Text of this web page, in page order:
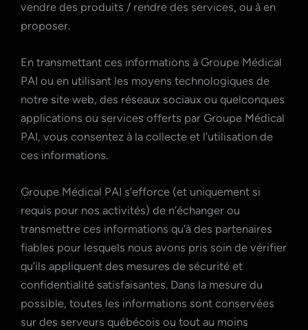
vendre des produits / rendre des services, ou à en
proposer.
En transmettant ces informations à Groupe Médical
PAI ou en utilisant les moyens technologiques de
notre site web, des réseaux sociaux ou quelconques
applications ou services offerts par Groupe Médical
PAI, vous consentez à la collecte et l’utilisation de
ces informations.
Groupe Médical PAI s’efforce (et uniquement si
requis pour nos activités) de n’échanger ou
transmettre ces informations qu’à des partenaires
fiables pour lesquels nous avons pris soin de vérifier
qu’ils appliquent des mesures de sécurité et
confidentialité satisfaisantes. Dans la mesure du
possible, toutes les informations sont conservées
sur des serveurs québécois ou tout au moins